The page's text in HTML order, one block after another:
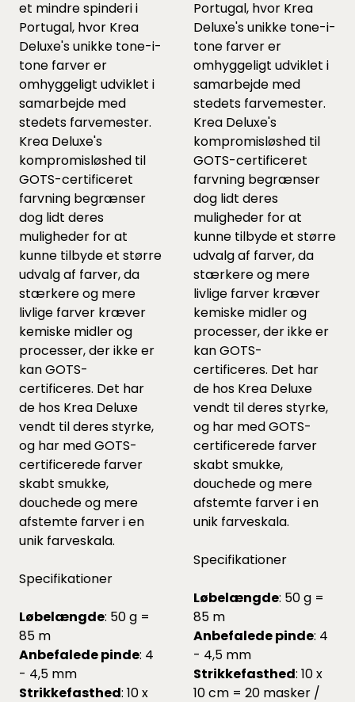
et mindre spinderi i
Portugal, hvor Krea
Deluxe's unikke tone-i-
tone farver er
omhyggeligt udviklet i
samarbejde med
stedets farvemester.
Krea Deluxe's
kompromisløshed til
GOTS-certificeret
farvning begrænser
dog lidt deres
muligheder for at
kunne tilbyde et større
udvalg af farver, da
stærkere og mere
livlige farver kræver
kemiske midler og
processer, der ikke er
kan GOTS-
certificeres. Det har
de hos Krea Deluxe
vendt til deres styrke,
og har med GOTS-
certificerede farver
skabt smukke,
douchede og mere
afstemte farver i en
unik farveskala.
Specifikationer
Løbelængde: 50 g =
85 m
Anbefalede pinde: 4
- 4,5 mm
Strikkefasthed: 10 x
Portugal, hvor Krea
Deluxe's unikke tone-i-
tone farver er
omhyggeligt udviklet i
samarbejde med
stedets farvemester.
Krea Deluxe's
kompromisløshed til
GOTS-certificeret
farvning begrænser
dog lidt deres
muligheder for at
kunne tilbyde et større
udvalg af farver, da
stærkere og mere
livlige farver kræver
kemiske midler og
processer, der ikke er
kan GOTS-
certificeres. Det har
de hos Krea Deluxe
vendt til deres styrke,
og har med GOTS-
certificerede farver
skabt smukke,
douchede og mere
afstemte farver i en
unik farveskala.
Specifikationer
Løbelængde: 50 g =
85 m
Anbefalede pinde: 4
- 4,5 mm
Strikkefasthed: 10 x
10 cm = 20 masker /